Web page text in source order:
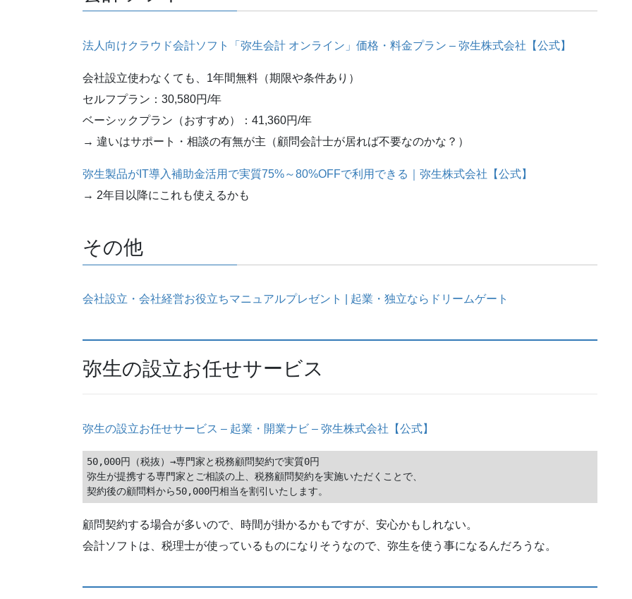
法人向けクラウド会計ソフト「弥生会計 オンライン」価格・料金プラン – 弥生株式会社【公式】
会社設立使わなくても、1年間無料（期限や条件あり）
セルフプラン：30,580円/年
ベーシックプラン（おすすめ）：41,360円/年
→ 違いはサポート・相談の有無が主（顧問会計士が居れば不要なのかな？）
弥生製品がIT導入補助金活用で実質75%～80%OFFで利用できる｜弥生株式会社【公式】
→ 2年目以降にこれも使えるかも
その他
会社設立・会社経営お役立ちマニュアルプレゼント | 起業・独立ならドリームゲート
弥生の設立お任せサービス
弥生の設立お任せサービス – 起業・開業ナビ – 弥生株式会社【公式】
50,000円（税抜）→専門家と税務顧問契約で実質0円
弥生が提携する専門家とご相談の上、税務顧問契約を実施いただくことで、
顧問契約する場合が多いので、時間が掛かるかもですが、安心かもしれない。
会計ソフトは、税理士が使っているものになりそうなので、弥生を使う事になるんだろうな。